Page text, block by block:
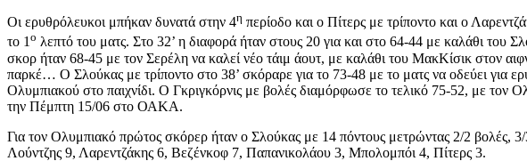
Οι ερυθρόλευκοι μπήκαν δυνατά στην 4η περίοδο και ο Πίτερς με τρίποντο και ο
το 1ο λεπτό του ματς. Στο 32’ η διαφορά ήταν στους 20 για και στο 64-44 με καλάθι
σκορ ήταν 68-45 με τον Σερέλη να καλεί νέο τάιμ άουτ, με καλάθι του ΜακΚίσικ στον
παρκέ… Ο Σλούκας με τρίποντο στο 38’ σκόραρε για το 73-48 με το ματς να οδεύει για
Ολυμπιακού στο παιχνίδι. Ο Γκριγκόρνις με βολές διαμόρφωσε το τελικό 75-52, με τον
την Πέμπτη 15/06 στο ΟΑΚΑ.
Για τον Ολυμπιακό πρώτος σκόρερ ήταν ο Σλούκας με 14 πόντους μετρώντας 2/2 βολές,
Λούντζης 9, Λαρεντζάκης 6, Βεζένκοφ 7, Παπανικολάου 3, Μπολομπόι 4, Πίτερς 3.